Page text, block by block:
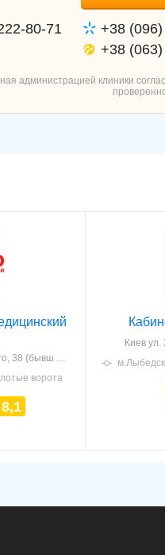
80-71 +38
+38
администрацией клиники
Тургенева)
ворота
8,1
Киев ул.